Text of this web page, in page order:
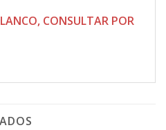
CONSULTAR POR